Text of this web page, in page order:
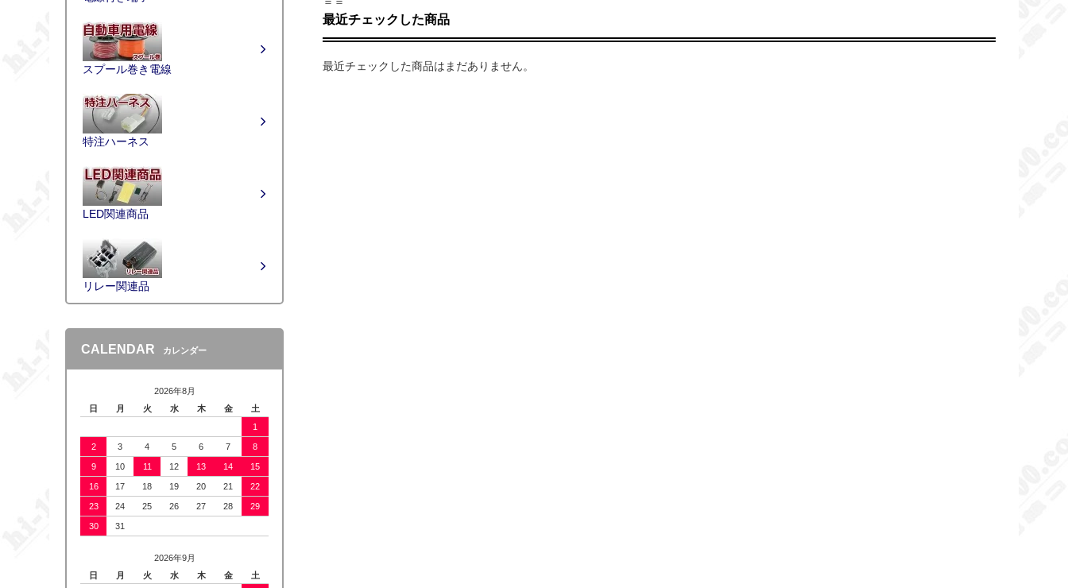
最近チェックした商品
最近チェックした商品はまだありません。
スプール巻き電線
特注ハーネス
LED関連商品
リレー関連品
CALENDAR カレンダー
2026年8月
日
月 火 水 木 金
土
1
2 3 4 5 6 7 8
9 10 11 12 13 14 15
16 17 18 19 20 21 22
23 24 25 26 27 28 29
30 31
2026年9月
日
月 火 水 木 金
土